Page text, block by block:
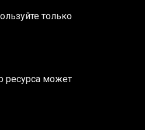
только
ресурса может